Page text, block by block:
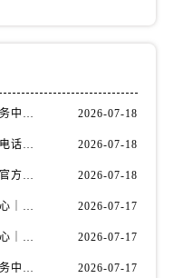
亲身到店探访北京萧邦官方售后服务中心｜全新服务电话及详细维修地址（2026年7月最新） 2026-07-18
北京萧邦官方售后服务中心｜官方电话和详细网点地址权威信息公示（2026年7月最新） 2026-07-18
北京萧邦官方售后服务中心｜完整官方热线和详细地址权威信息公示（2026年7月最新） 2026-07-18
亲身探访北京萧邦官方售后服务中心｜网点地址及24小时热线（2026年7月最新） 2026-07-17
亲身探访北京萧邦官方售后服务中心｜最新官方地址和全部热线（2026年7月最新） 2026-07-17
亲身到店探访北京萧邦官方售后服务中心｜完整地址与24小时售后热线（2026年7月最新） 2026-07-17